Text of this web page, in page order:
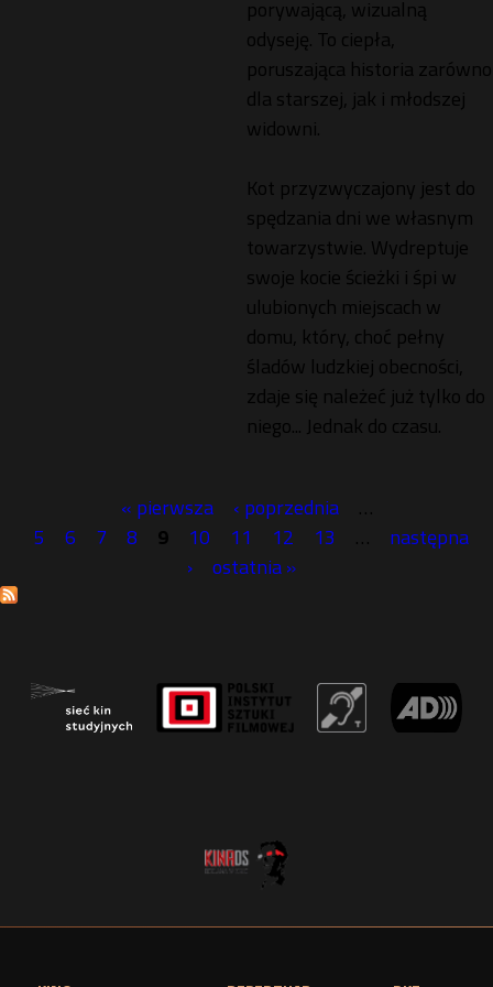
porywającą, wizualną
odyseję. To ciepła,
poruszająca historia zarówno
dla starszej, jak i młodszej
widowni.
Kot przyzwyczajony jest do
spędzania dni we własnym
towarzystwie. Wydreptuje
swoje kocie ścieżki i śpi w
ulubionych miejscach w
domu, który, choć pełny
śladów ludzkiej obecności,
zdaje się należeć już tylko do
niego... Jednak do czasu.
t
« pierwsza ‹ poprzednia
…
5
6 7 8 9 10 11 12 13 …
następna
›
ostatnia »